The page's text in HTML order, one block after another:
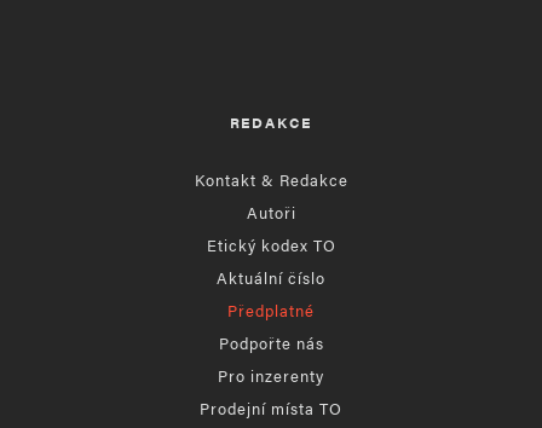
REDAKCE
Kontakt & Redakce
Autoři
Etický kodex TO
Aktuální číslo
Předplatné
Podpořte nás
Pro inzerenty
Prodejní místa TO